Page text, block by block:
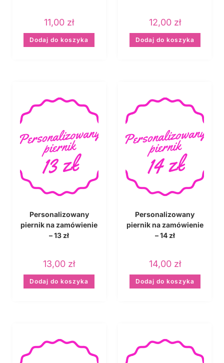
11,00 zł
Dodaj do koszyka
12,00 zł
Dodaj do koszyka
Personalizowany
piernik na zamówienie
– 13 zł
13,00 zł
Dodaj do koszyka
Personalizowany
piernik na zamówienie
– 14 zł
14,00 zł
Dodaj do koszyka